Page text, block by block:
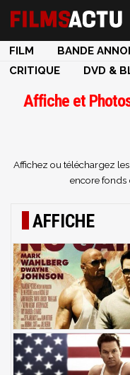
FILM BANDE
CRITIQUE
DVD &
Affiche et
Affichez ou téléchargez
encore fonds
AFFICHE